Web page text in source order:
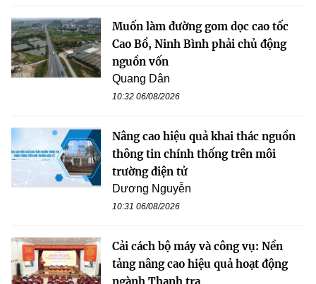
Muốn làm đường gom dọc cao tốc
Cao Bồ, Ninh Bình phải chủ động
nguồn vốn
Quang Dân
10:32 06/08/2026
Nâng cao hiệu quả khai thác nguồn
thông tin chính thống trên môi
trường điện tử
Dương Nguyễn
10:31 06/08/2026
Cải cách bộ máy và công vụ: Nền
tảng nâng cao hiệu quả hoạt động